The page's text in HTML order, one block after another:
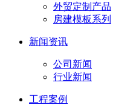
外贸定制产品
房建模板系列
新闻资讯
公司新闻
行业新闻
工程案例